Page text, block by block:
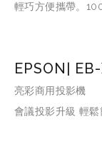
輕巧方便攜帶。
EPSON|
亮彩商用投影機
會議投影升級 輕